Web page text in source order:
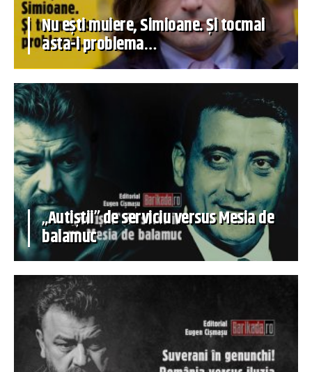
Nu ești muiere, Simioane. Și tocmai
asta-i problema…
„Autiștii” de serviciu versus Mesia de
balamuc